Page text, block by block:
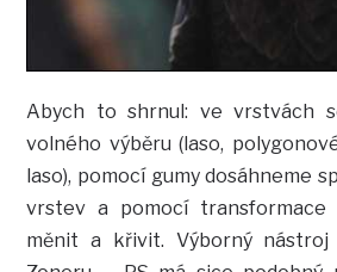
Abych to shrnul: ve vrstvách
volného výběru (laso,
laso), pomocí gumy dosáhneme
vrstev a pomocí transformace
měnit a křivit. Výborný